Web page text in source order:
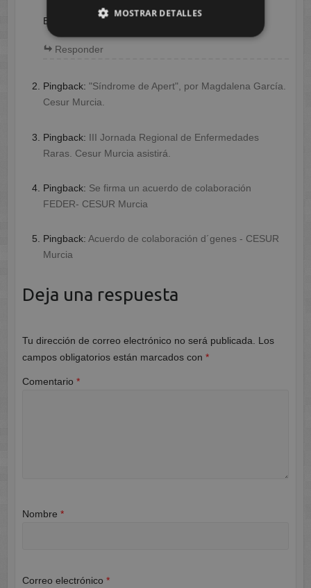
Excelente resumen del simposio, Vanesa.
Responder
Pingback: "Síndrome de Apert", por Magdalena García.
Cesur Murcia.
Pingback: III Jornada Regional de Enfermedades
Raras. Cesur Murcia asistirá.
Pingback: Se firma un acuerdo de colaboración
FEDER- CESUR Murcia
Pingback: Acuerdo de colaboración d´genes - CESUR
Murcia
Deja una respuesta
Tu dirección de correo electrónico no será publicada.
Los
campos obligatorios están marcados con *
Comentario *
Nombre *
Correo electrónico *
MOSTRAR DETALLES